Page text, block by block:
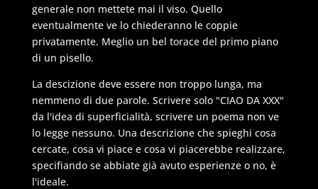
generale non mettete mai il viso. Quello
eventualmente ve lo chiederanno le coppie
privatamente. Meglio un bel torace del primo piano
di un pisello.
La descizione deve essere non troppo lunga, ma
nemmeno di due parole. Scrivere solo "CIAO DA XXX"
da l'idea di superficialità, scrivere un poema non ve
lo legge nessuno. Una descrizione che spieghi cosa
cercate, cosa vi piace e cosa vi piacerebbe realizzare,
specifiando se abbiate già avuto esperienze o no, è
l'ideale.